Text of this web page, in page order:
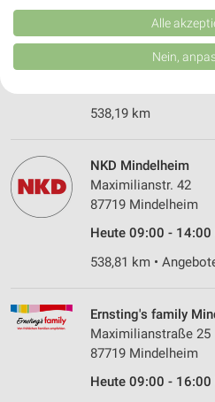
AWG Mode Center
Heimenegger Weg 3
87719 Mindelheim
538,19 km
NKD Mindelheim
Maximilianstr. 42
87719 Mindelheim
Heute 09:00 - 14:00
538,81 km •
Ernsting's family
Maximilianstraße 25
87719 Mindelheim
Heute 09:00 - 16:00
Kombinationen von Daten aus
Verbesserung der Angebote.
von Inhalten.
Daten können außerhalb der
Website/App.
Partnerliste anzeigen (1 IAB-
IAB-Verarbeitungszwecke:
Speichern von oder Zugriff auf
auf einem Endgerät
Verwendung reduzierter Daten
Werbeanzeigen
Werbung
Verwendung von Profilen zur
personalisierter Werbung
Alle
Nein,